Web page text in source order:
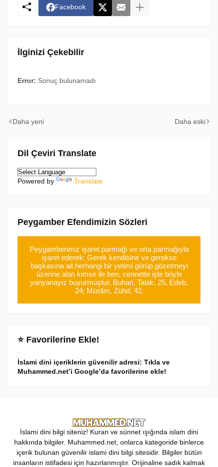
Facebook
İlginizi Çekebilir
Error: Sonuç bulunamadı
Daha yeni Daha eski
Dil Çeviri Translate
Powered by Translate
Peygamber Efendimizin Sözleri
Peygamberimiz işaret parmağı ve orta parmağıyla
işaret ederek: Gerek kendisine ve gerekse
başkasına ait herhangi bir yetimi görüp gözetmeyi
üzerine alan kimse ile ben, cennette işte böyle
yanyanayız buyurmuştur. Buhari, Talak, 25, Edeb,
24; Müslim, Zühd, 42.
⭐ Favorilerine Ekle!
İslami dini içeriklerin güvenilir adresi: Tıkla ve
Muhammed.net’i Google’da favorilerine ekle!
İslami dini bilgi siteniz! Kuran ve sünnet ışığında islam dini
hakkında bilgiler. Muhammed.net, onlarca kategoride binlerce
içerik bulunan güvenilir islami dini bilgi sitesidir. Bilgiler bütün
insanların istifadesi için hazırlanmıştır. Orijinaline sadık kalmak